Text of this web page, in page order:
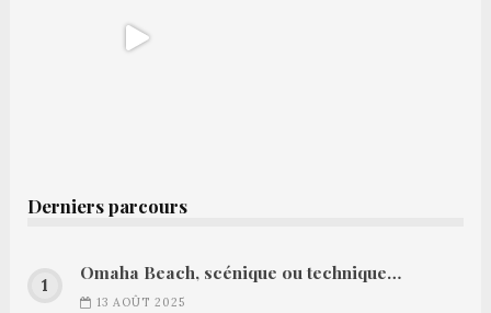
Derniers parcours
Omaha Beach, scénique ou technique…
13 AOÛT 2025